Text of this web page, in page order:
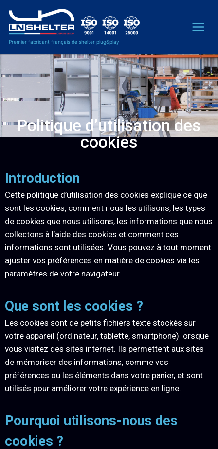
Premier fabricant français de shelter plug&play
Politique d’utilisation des
cookies
Introduction
Cette politique d’utilisation des cookies explique ce que
sont les cookies, comment nous les utilisons, les types
de cookies que nous utilisons, les informations que nous
collectons à l’aide des cookies et comment ces
informations sont utilisées. Vous pouvez à tout moment
ajuster vos préférences en matière de cookies via les
paramètres de votre navigateur.
Que sont les cookies ?
Les cookies sont de petits fichiers texte stockés sur
votre appareil (ordinateur, tablette, smartphone) lorsque
vous visitez des sites internet. Ils permettent aux sites
de mémoriser des informations, comme vos
préférences ou les éléments dans votre panier, et sont
utilisés pour améliorer votre expérience en ligne.
Pourquoi utilisons-nous des
cookies ?